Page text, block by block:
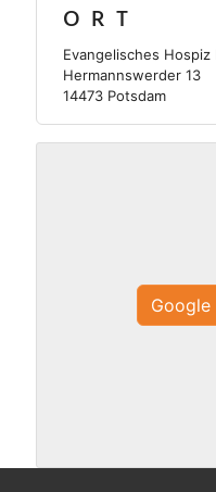
ORT
Evangelisches
Hermannswerder 13
14473 Potsdam
Google